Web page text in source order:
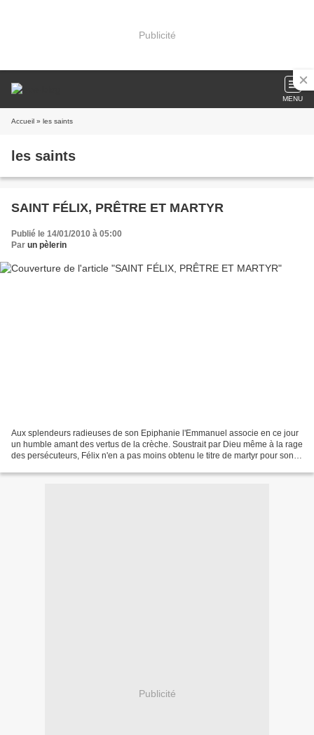
Publicité
MENU
Accueil » les saints
les saints
SAINT FÉLIX, PRÊTRE ET MARTYR
Publié le 14/01/2010 à 05:00
Par un pèlerin
Aux splendeurs radieuses de son Epiphanie l'Emmanuel associe en ce jour
un humble amant des vertus de la crèche. Soustrait par Dieu même à la rage
des persécuteurs, Félix n'en a pas moins obtenu le titre de martyr pour son
Publicité